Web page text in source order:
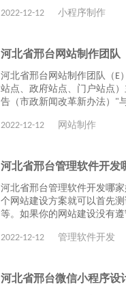
2022-12-12 小程序制作
河北省邢台网站制作团队
河北省邢台网站制作团队（E
站点、政府站点、门户站点
告（市政新闻改革新办法）"
2022-12-12 网站制作
河北省邢台管理软件开发
河北省邢台管理软件开发哪
个网站建设方案就可以首先
等。如果你的网站建设没有
2022-12-12 管理软件开发
河北省邢台微信小程序设